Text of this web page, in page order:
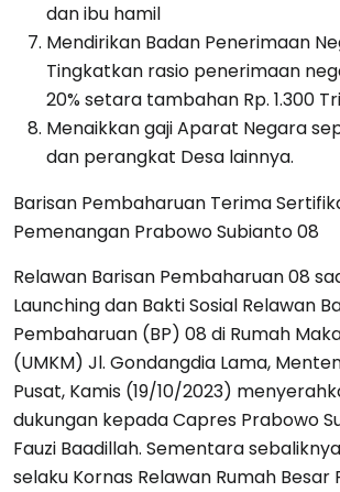
dan ibu hamil
Mendirikan Badan Penerimaan
Tingkatkan rasio penerimaan
20% setara tambahan Rp. 1.300
Menaikkan gaji Aparat Negara
dan perangkat Desa lainnya.
Barisan Pembaharuan Terima
Pemenangan Prabowo Subianto 08
Relawan Barisan Pembaharuan 08
Launching dan Bakti Sosial Relawan
Pembaharuan (BP) 08 di Rumah
(UMKM) Jl. Gondangdia Lama,
Pusat, Kamis (19/10/2023)
dukungan kepada Capres Prabowo
Fauzi Baadillah. Sementara
selaku Kornas Relawan Rumah